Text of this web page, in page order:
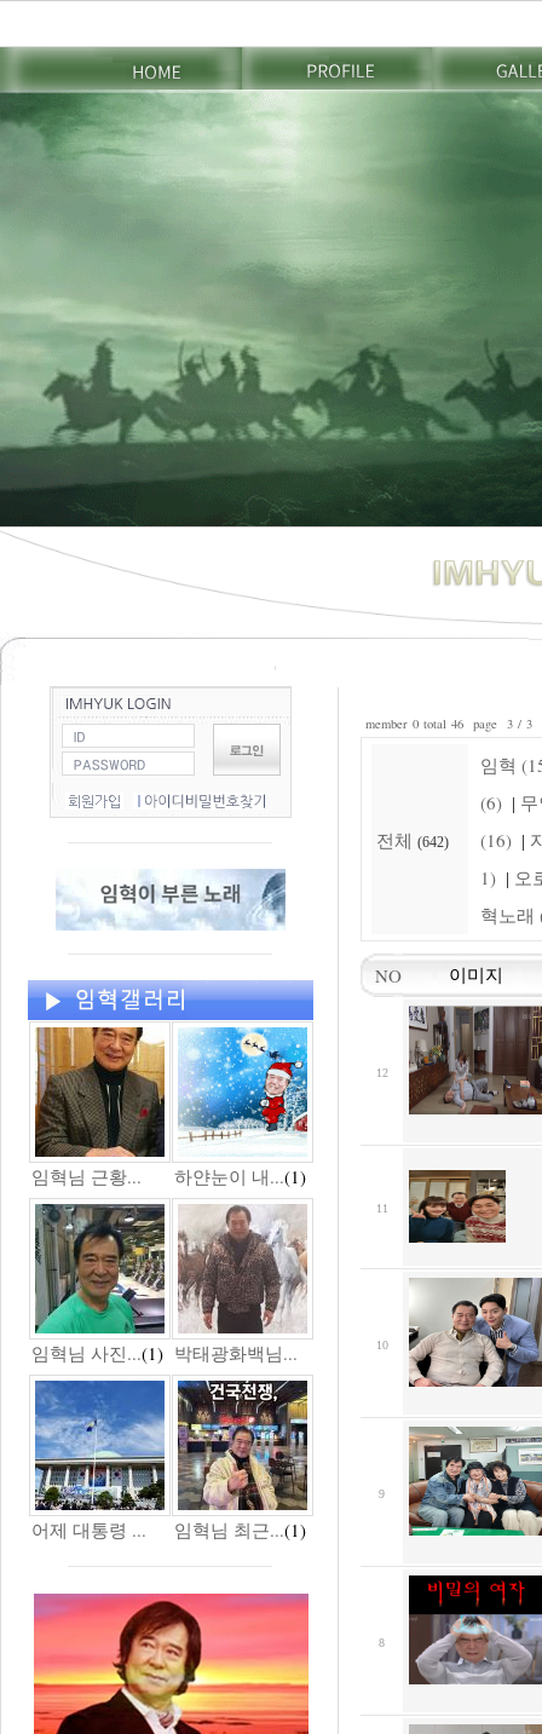
임혁님 근황... 하얀눈이 내...(1)
임혁님 사진...(1) 박태광화백님...
어제 대통령 ... 임혁님 최근...(1)
member 0 total 46 page 3 / 3
전체 (642)
임혁
(6) |
(16) |
1) | 오
혁노래
NO 이미지
12
11
10
9
8